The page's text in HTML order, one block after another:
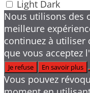
Light Dark
Nous utilisons des
meilleure
continuez à utiliser
que vous acceptez
Je refuse
En savoir plus
Vous pouvez